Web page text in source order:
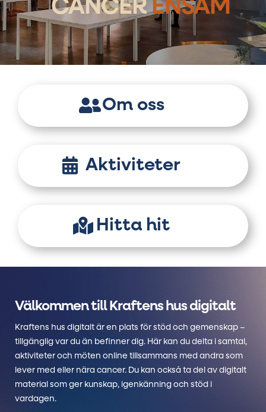
CANCERENSAM
Om oss
Aktiviteter
Hitta hit
Välkommen till Kraftens hus digitalt
Kraftens hus digitalt är en plats för stöd och gemenskap –
tillgänglig var du än befinner dig. Här kan du delta i samtal,
aktiviteter och möten online tillsammans med andra som
lever med eller nära cancer. Du kan också ta del av digitalt
material som ger kunskap, igenkänning och stöd i
vardagen.